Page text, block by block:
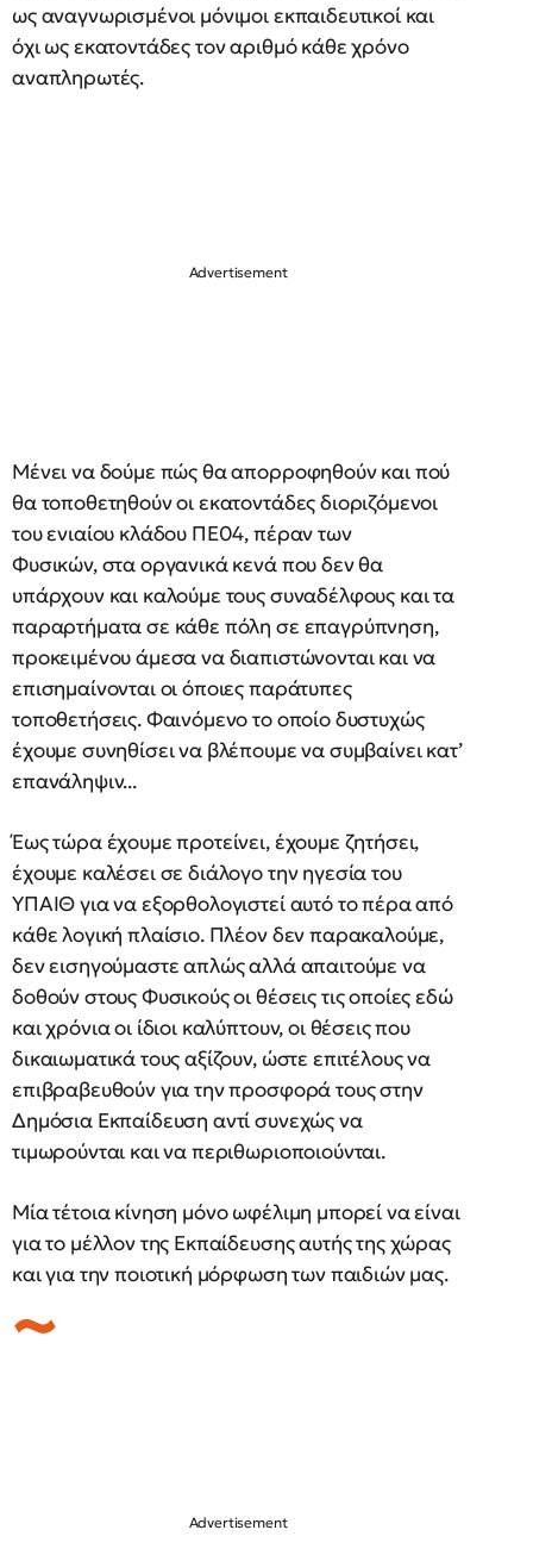
ως αναγνωρισμένοι μόνιμοι εκπαιδευτικοί και
όχι ως εκατοντάδες τον αριθμό κάθε χρόνο
αναπληρωτές.
Μένει να δούμε πώς θα απορροφηθούν και πού
θα τοποθετηθούν οι εκατοντάδες διοριζόμενοι
του ενιαίου κλάδου ΠΕ04, πέραν των
Φυσικών, στα οργανικά κενά που δεν θα
υπάρχουν και καλούμε τους συναδέλφους και τα
παραρτήματα σε κάθε πόλη σε επαγρύπνηση,
προκειμένου άμεσα να διαπιστώνονται και να
επισημαίνονται οι όποιες παράτυπες
τοποθετήσεις. Φαινόμενο το οποίο δυστυχώς
έχουμε συνηθίσει να βλέπουμε να συμβαίνει κατ’
επανάληψιν...
Έως τώρα έχουμε προτείνει, έχουμε ζητήσει,
έχουμε καλέσει σε διάλογο την ηγεσία του
ΥΠΑΙΘ για να εξορθολογιστεί αυτό το πέρα από
κάθε λογική πλαίσιο. Πλέον δεν παρακαλούμε,
δεν εισηγούμαστε απλώς αλλά απαιτούμε να
δοθούν στους Φυσικούς οι θέσεις τις οποίες εδώ
και χρόνια οι ίδιοι καλύπτουν, οι θέσεις που
δικαιωματικά τους αξίζουν, ώστε επιτέλους να
επιβραβευθούν για την προσφορά τους στην
Δημόσια Εκπαίδευση αντί συνεχώς να
τιμωρούνται και να περιθωριοποιούνται.
Μία τέτοια κίνηση μόνο ωφέλιμη μπορεί να είναι
για το μέλλον της Εκπαίδευσης αυτής της χώρας
και για την ποιοτική μόρφωση των παιδιών μας.